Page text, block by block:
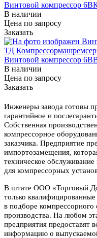
Винтовой компрессор
В наличии
Цена по запросу
Заказать
Винтовой компрессор
В наличии
Цена по запросу
Заказать
Инженеры завода готовы
гарантийное и
Собственная
компрессорное
заказчика. Предприятие
импортозамещения,
техническое
для компрессорных
В штате ООО «Торговый
только
в подборе компрессорного
производства. На любом
предприятия предоставят
информацию о